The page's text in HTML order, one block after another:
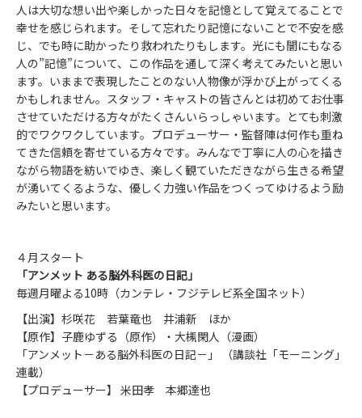
人は大切な想い出や楽しかった日々を記憶として覚えてることで
幸せを感じられます。そして忘れたり記憶にないことで不安を感
じ、でも時に助かったり救われたりもします。光にも闇にもなる
人の”記憶”について、この作品を通して深く考えてみたいと思い
ます。いままで表現したことのない人物像が浮かび上がってくる
かもしれません。スタッフ・キャストの皆さんとは初めてお仕事
させていただける方々がたくさんいらっしゃいます。とても刺激
的でワクワクしています。プロデューサー・監督陣は何作も重ね
てきた信頼を寄せている方々です。みんなで丁寧に人の心を描き
ながら物語を紡いでゆき、楽しく観ていただきながら生きる希望
が湧いてくるような、優しく力強い作品をつくってゆけるよう励
みたいと思います。
４月スタート
「アンメット ある脳外科医の日記」
毎週月曜よる10時（カンテレ・フジテレビ系全国ネット）
【出演】杉咲花 若葉竜也 井浦新 ほか
【原作】子鹿ゆずる（原作）・大槻閑人（漫画）
「アンメット－ある脳外科医の日記－」 （講談社「モーニング」
連載）
【プロデューサー】 米田孝 本郷達也